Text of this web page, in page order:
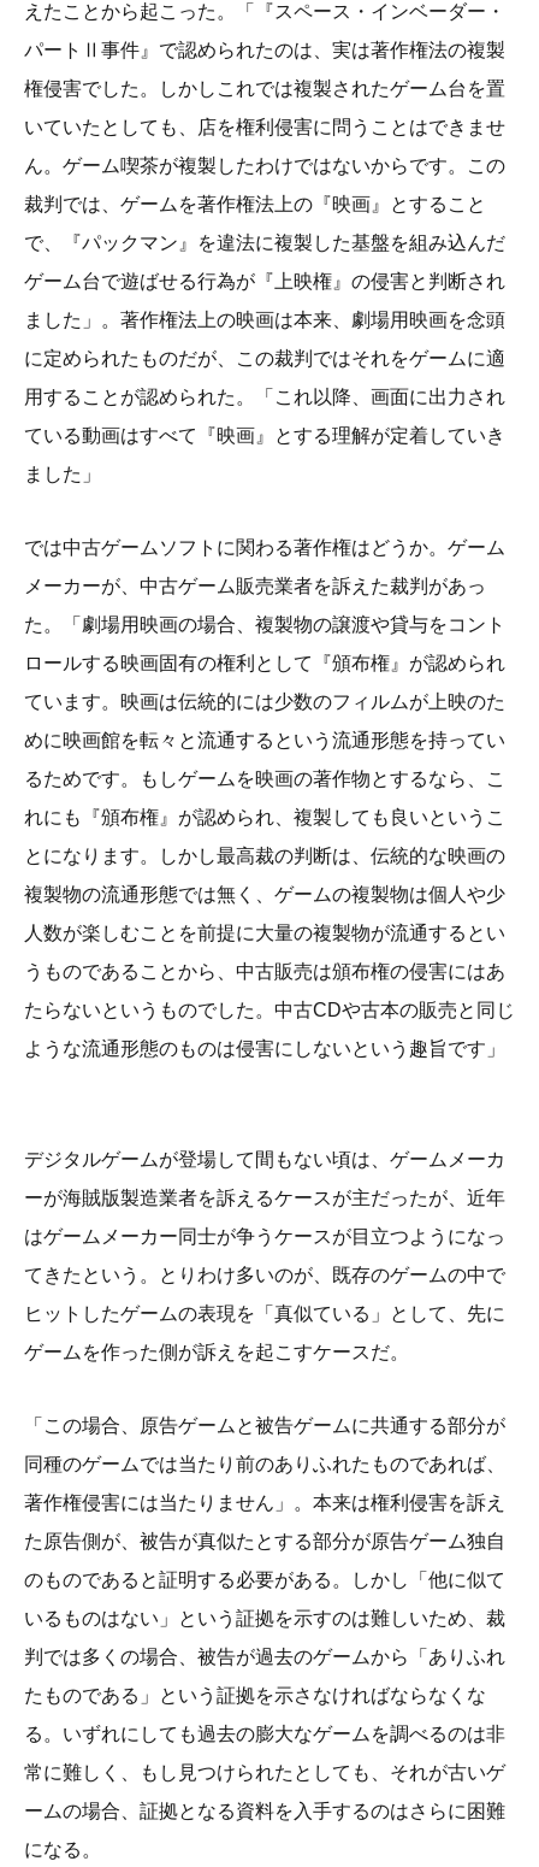
えたことから起こった。「『スペース・インベーダー・
パートⅡ事件』で認められたのは、実は著作権法の複製
権侵害でした。しかしこれでは複製されたゲーム台を置
いていたとしても、店を権利侵害に問うことはできませ
ん。ゲーム喫茶が複製したわけではないからです。この
裁判では、ゲームを著作権法上の『映画』とすること
で、『パックマン』を違法に複製した基盤を組み込んだ
ゲーム台で遊ばせる行為が『上映権』の侵害と判断され
ました」。著作権法上の映画は本来、劇場用映画を念頭
に定められたものだが、この裁判ではそれをゲームに適
用することが認められた。「これ以降、画面に出力され
ている動画はすべて『映画』とする理解が定着していき
ました」
では中古ゲームソフトに関わる著作権はどうか。ゲーム
メーカーが、中古ゲーム販売業者を訴えた裁判があっ
た。「劇場用映画の場合、複製物の譲渡や貸与をコント
ロールする映画固有の権利として『頒布権』が認められ
ています。映画は伝統的には少数のフィルムが上映のた
めに映画館を転々と流通するという流通形態を持ってい
るためです。もしゲームを映画の著作物とするなら、こ
れにも『頒布権』が認められ、複製しても良いというこ
とになります。しかし最高裁の判断は、伝統的な映画の
複製物の流通形態では無く、ゲームの複製物は個人や少
人数が楽しむことを前提に大量の複製物が流通するとい
うものであることから、中古販売は頒布権の侵害にはあ
たらないというものでした。中古CDや古本の販売と同じ
ような流通形態のものは侵害にしないという趣旨です」
デジタルゲームが登場して間もない頃は、ゲームメーカ
ーが海賊版製造業者を訴えるケースが主だったが、近年
はゲームメーカー同士が争うケースが目立つようになっ
てきたという。とりわけ多いのが、既存のゲームの中で
ヒットしたゲームの表現を「真似ている」として、先に
ゲームを作った側が訴えを起こすケースだ。
「この場合、原告ゲームと被告ゲームに共通する部分が
同種のゲームでは当たり前のありふれたものであれば、
著作権侵害には当たりません」。本来は権利侵害を訴え
た原告側が、被告が真似たとする部分が原告ゲーム独自
のものであると証明する必要がある。しかし「他に似て
いるものはない」という証拠を示すのは難しいため、裁
判では多くの場合、被告が過去のゲームから「ありふれ
たものである」という証拠を示さなければならなくな
る。いずれにしても過去の膨大なゲームを調べるのは非
常に難しく、もし見つけられたとしても、それが古いゲ
ームの場合、証拠となる資料を入手するのはさらに困難
になる。